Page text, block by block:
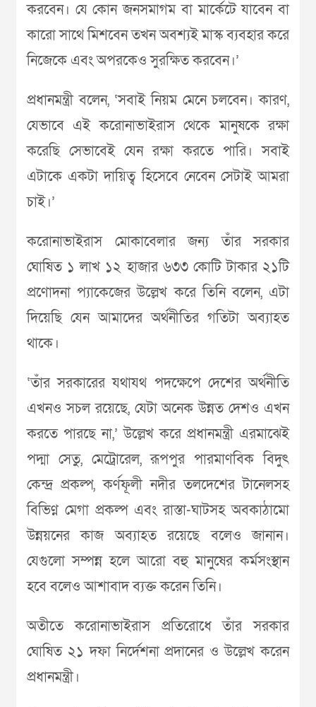
করবেন। যে কোন জনসমাগম বা মার্কেটে যাবেন বা
কারো সাথে মিশবেন তখন অবশ্যই মাস্ক ব্যবহার করে
নিজেকে এবং অপরকেও সুরক্ষিত করবেন।’
প্রধানমন্ত্রী বলেন, ‘সবাই নিয়ম মেনে চলবেন। কারণ,
যেভাবে এই করোনাভাইরাস থেকে মানুষকে রক্ষা
করেছি সেভাবেই যেন রক্ষা করতে পারি। সবাই
এটাকে একটা দায়িত্ব হিসেবে নেবেন সেটাই আমরা
চাই।’
করোনাভাইরাস মোকাবেলার জন্য তাঁর সরকার
ঘোষিত ১ লাখ ১২ হাজার ৬৩৩ কোটি টাকার ২১টি
প্রণোদনা প্যাকেজের উল্লেখ করে তিনি বলেন, এটা
দিয়েছি যেন আমাদের অর্থনীতির গতিটা অব্যাহত
থাকে।
‘তাঁর সরকারের যথাযথ পদক্ষেপে দেশের অর্থনীতি
এখনও সচল রয়েছে, যেটা অনেক উন্নত দেশও এখন
করতে পারছে না,’ উল্লেখ করে প্রধানমন্ত্রী এরমাঝেই
পদ্মা সেতু, মেট্রোরেল, রূপপুর পারমাণবিক বিদুৎ
কেন্দ্র প্রকল্প, কর্ণফূলী নদীর তলদেশের টানেলসহ
বিভিণ্ন মেগা প্রকল্প এবং রাস্তা-ঘাটসহ অবকাঠামো
উন্নয়নের কাজ অব্যাহত রয়েছে বলেও জানান।
যেগুলো সম্পন্ন হলে আরো বহু মানুষের কর্মসংস্থান
হবে বলেও আশাবাদ ব্যক্ত করেন তিনি।
অতীতে করোনাভাইরাস প্রতিরোধে তাঁর সরকার
ঘোষিত ২১ দফা নির্দেশনা প্রদানের ও উল্লেখ করেন
প্রধানমন্ত্রী।